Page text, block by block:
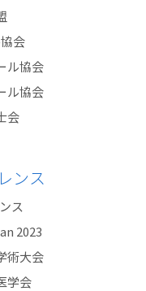
会
ル協会
ル協会
会
ンス
ス
2023
術大会
学会